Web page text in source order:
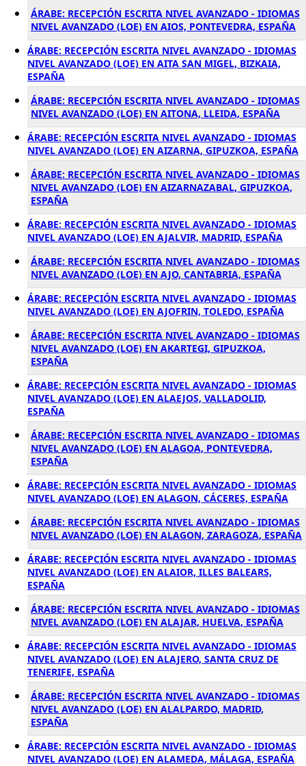
ÁRABE: RECEPCIÓN ESCRITA NIVEL AVANZADO - IDIOMAS
NIVEL AVANZADO (LOE) EN AIOS, PONTEVEDRA, ESPAÑA
ÁRABE: RECEPCIÓN ESCRITA NIVEL AVANZADO - IDIOMAS
NIVEL AVANZADO (LOE) EN AITA SAN MIGEL, BIZKAIA,
ESPAÑA
ÁRABE: RECEPCIÓN ESCRITA NIVEL AVANZADO - IDIOMAS
NIVEL AVANZADO (LOE) EN AITONA, LLEIDA, ESPAÑA
ÁRABE: RECEPCIÓN ESCRITA NIVEL AVANZADO - IDIOMAS
NIVEL AVANZADO (LOE) EN AIZARNA, GIPUZKOA, ESPAÑA
ÁRABE: RECEPCIÓN ESCRITA NIVEL AVANZADO - IDIOMAS
NIVEL AVANZADO (LOE) EN AIZARNAZABAL, GIPUZKOA,
ESPAÑA
ÁRABE: RECEPCIÓN ESCRITA NIVEL AVANZADO - IDIOMAS
NIVEL AVANZADO (LOE) EN AJALVIR, MADRID, ESPAÑA
ÁRABE: RECEPCIÓN ESCRITA NIVEL AVANZADO - IDIOMAS
NIVEL AVANZADO (LOE) EN AJO, CANTABRIA, ESPAÑA
ÁRABE: RECEPCIÓN ESCRITA NIVEL AVANZADO - IDIOMAS
NIVEL AVANZADO (LOE) EN AJOFRIN, TOLEDO, ESPAÑA
ÁRABE: RECEPCIÓN ESCRITA NIVEL AVANZADO - IDIOMAS
NIVEL AVANZADO (LOE) EN AKARTEGI, GIPUZKOA,
ESPAÑA
ÁRABE: RECEPCIÓN ESCRITA NIVEL AVANZADO - IDIOMAS
NIVEL AVANZADO (LOE) EN ALAEJOS, VALLADOLID,
ESPAÑA
ÁRABE: RECEPCIÓN ESCRITA NIVEL AVANZADO - IDIOMAS
NIVEL AVANZADO (LOE) EN ALAGOA, PONTEVEDRA,
ESPAÑA
ÁRABE: RECEPCIÓN ESCRITA NIVEL AVANZADO - IDIOMAS
NIVEL AVANZADO (LOE) EN ALAGON, CÁCERES, ESPAÑA
ÁRABE: RECEPCIÓN ESCRITA NIVEL AVANZADO - IDIOMAS
NIVEL AVANZADO (LOE) EN ALAGON, ZARAGOZA, ESPAÑA
ÁRABE: RECEPCIÓN ESCRITA NIVEL AVANZADO - IDIOMAS
NIVEL AVANZADO (LOE) EN ALAIOR, ILLES BALEARS,
ESPAÑA
ÁRABE: RECEPCIÓN ESCRITA NIVEL AVANZADO - IDIOMAS
NIVEL AVANZADO (LOE) EN ALAJAR, HUELVA, ESPAÑA
ÁRABE: RECEPCIÓN ESCRITA NIVEL AVANZADO - IDIOMAS
NIVEL AVANZADO (LOE) EN ALAJERO, SANTA CRUZ DE
TENERIFE, ESPAÑA
ÁRABE: RECEPCIÓN ESCRITA NIVEL AVANZADO - IDIOMAS
NIVEL AVANZADO (LOE) EN ALALPARDO, MADRID,
ESPAÑA
ÁRABE: RECEPCIÓN ESCRITA NIVEL AVANZADO - IDIOMAS
NIVEL AVANZADO (LOE) EN ALAMEDA, MÁLAGA, ESPAÑA